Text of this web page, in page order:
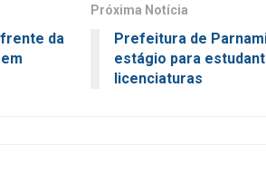
da
Próxima Notícia
Prefeitura de
estágio para
licenciaturas